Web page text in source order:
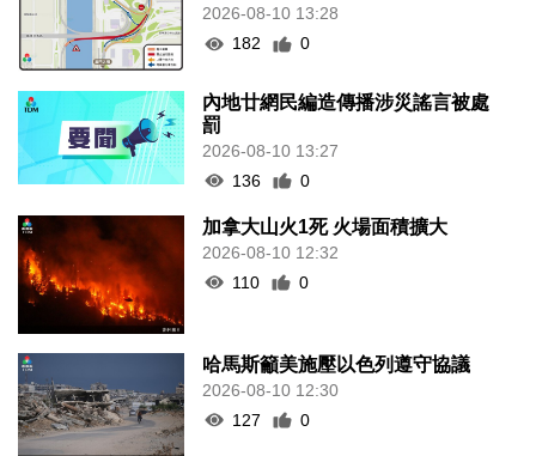
2026-08-10 13:28
182
0
內地廿網民編造傳播涉災謠言被處
罰
2026-08-10 13:27
136
0
加拿大山火1死 火場面積擴大
2026-08-10 12:32
110
0
哈馬斯籲美施壓以色列遵守協議
2026-08-10 12:30
127
0